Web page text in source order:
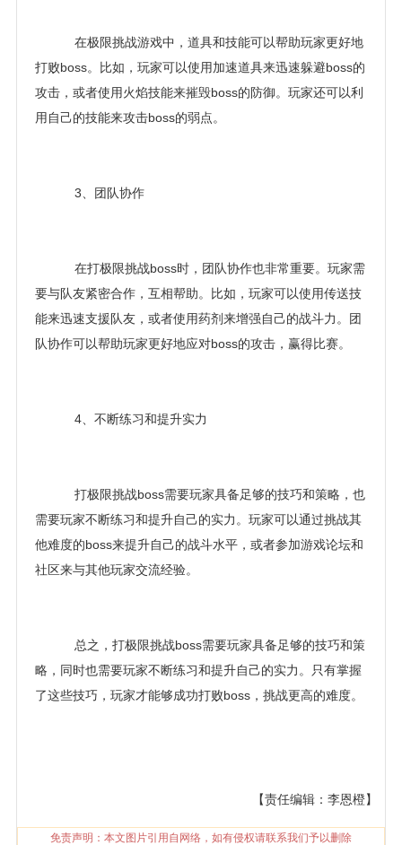
在极限挑战游戏中，道具和技能可以帮助玩家更好地
打败boss。比如，玩家可以使用加速道具来迅速躲避boss的
攻击，或者使用火焰技能来摧毁boss的防御。玩家还可以利
用自己的技能来攻击boss的弱点。
3、团队协作
在打极限挑战boss时，团队协作也非常重要。玩家需
要与队友紧密合作，互相帮助。比如，玩家可以使用传送技
能来迅速支援队友，或者使用药剂来增强自己的战斗力。团
队协作可以帮助玩家更好地应对boss的攻击，赢得比赛。
4、不断练习和提升实力
打极限挑战boss需要玩家具备足够的技巧和策略，也
需要玩家不断练习和提升自己的实力。玩家可以通过挑战其
他难度的boss来提升自己的战斗水平，或者参加游戏论坛和
社区来与其他玩家交流经验。
总之，打极限挑战boss需要玩家具备足够的技巧和策
略，同时也需要玩家不断练习和提升自己的实力。只有掌握
了这些技巧，玩家才能够成功打败boss，挑战更高的难度。
【责任编辑：李恩橙】
免责声明：本文图片引用自网络，如有侵权请联系我们予以删除